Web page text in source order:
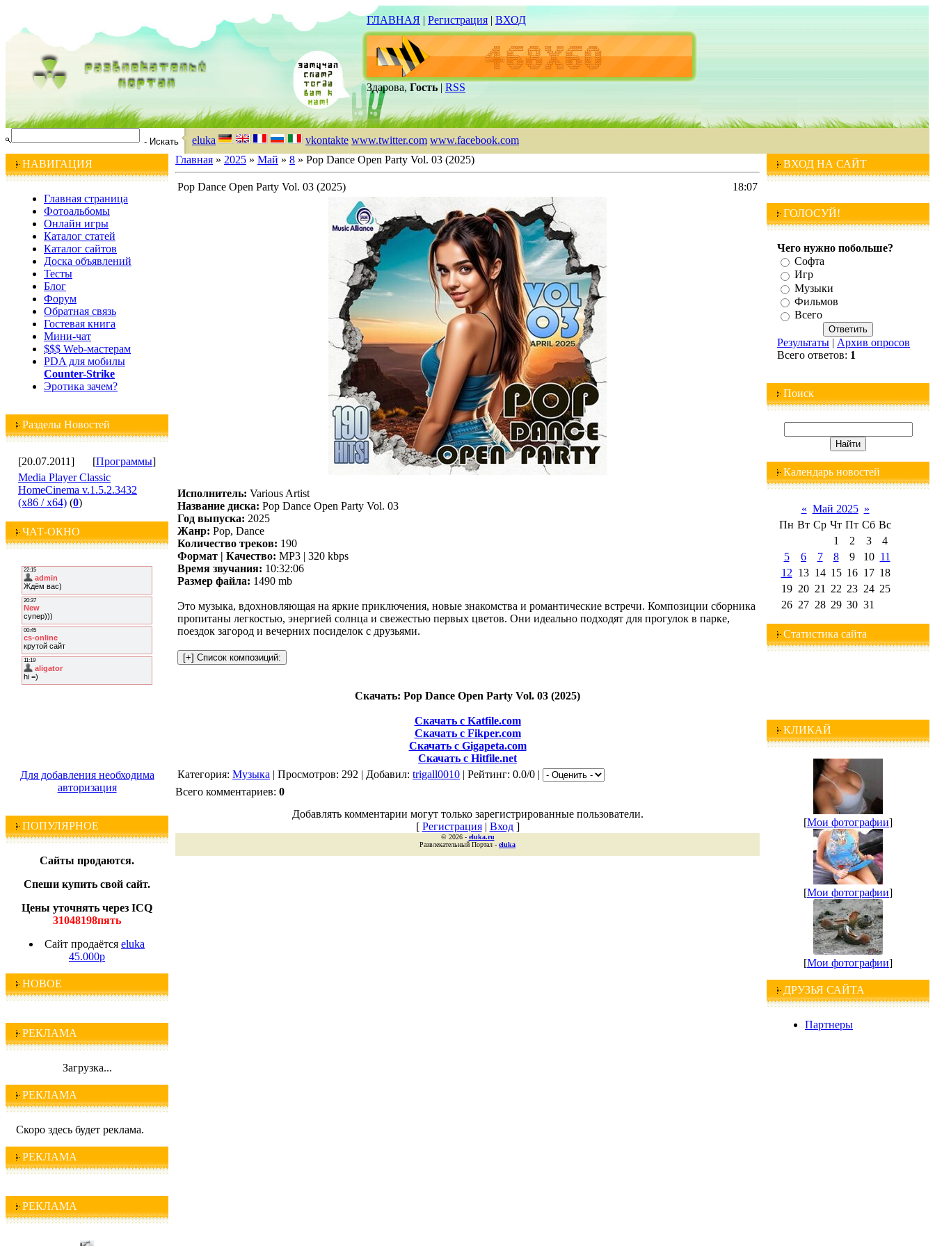
ГЛАВНАЯ | Регистрация | ВХОД
Здарова, Гость | RSS
eluka vkontakte www.twitter.com www.facebook.com
НАВИГАЦИЯ
Главная страница
Фотоальбомы
Онлайн игры
Каталог статей
Каталог сайтов
Доска объявлений
Тесты
Блог
Форум
Обратная связь
Гостевая книга
Мини-чат
$$$ Web-мастерам
PDA для мобилы
Counter-Strike
Эротика зачем?
Разделы Новостей
[20.07.2011] [Программы]
Media Player Classic
HomeCinema v.1.5.2.3432
(x86 / x64) (0)
ЧАТ-ОКНО
Для добавления необходима
авторизация
ПОПУЛЯРНОЕ
Сайты продаются.
Спеши купить свой сайт.
Цены уточнять через ICQ
31048198пять
Сайт продаётся eluka
45.000р
НОВОЕ
РЕКЛАМА
Загрузка...
РЕКЛАМА
Скоро здесь будет реклама.
РЕКЛАМА
РЕКЛАМА
I C Q
Главная » 2025 » Май » 8 » Pop Dance Open Party Vol. 03 (2025)
Pop Dance Open Party Vol. 03 (2025) 18:07
Исполнитель: Various Artist
Название диска: Pop Dance Open Party Vol. 03
Год выпуска: 2025
Жанр: Pop, Dance
Количество треков: 190
Формат | Качество: MP3 | 320 kbps
Время звучания: 10:32:06
Размер файла: 1490 mb
Это музыка, вдохновляющая на яркие приключения, новые знакомства и романтические встречи. Композиции сборника
пропитаны легкостью, энергией солнца и свежестью первых цветов. Они идеально подходят для прогулок в парке,
поездок загород и вечерних посиделок с друзьями.
Скачать: Pop Dance Open Party Vol. 03 (2025)
Скачать с Katfile.com
Скачать с Fikper.com
Скачать с Gigapeta.com
Скачать с Hitfile.net
Категория: Музыка | Просмотров: 292 | Добавил: trigall0010 | Рейтинг: 0.0/0 |
Всего комментариев: 0
Добавлять комментарии могут только зарегистрированные пользователи.
[ Регистрация| Вход]
© 2026 - eluka.ru
Развлекательный Портал - eluka
ВХОД НА САЙТ
ГОЛОСУЙ!
Чего нужно побольше?
Софта
Игр
Музыки
Фильмов
Всего
Результаты | Архив опросов
Всего ответов: 1
Поиск
Календарь новостей
« Май 2025 »
Пн Вт Ср Чт Пт Сб Вс
1
2 3
4
5
6 7 8 9 10 11
12 13 14 15 16 17 18
19 20 21 22 23 24 25
26 27 28 29 30 31
Статистика сайта
КЛИКАЙ
[Мои фотографии]
[Мои фотографии]
[Мои фотографии]
ДРУЗЬЯ САЙТА
Партнеры